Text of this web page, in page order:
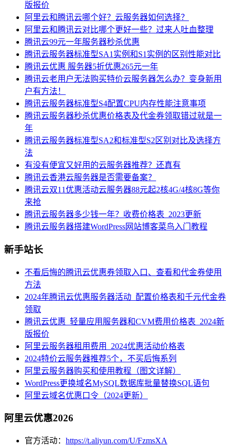
版报价
阿里云和腾讯云哪个好？云服务器如何选择？
阿里云和腾讯云对比哪个更好一些？过来人吐血整理
腾讯云99元一年服务器秒杀优惠
腾讯云服务器标准型SA1实例和S1实例的区别性能对比
腾讯云优惠 服务器5折优惠265元一年
腾讯云老用户无法购买特价云服务器怎么办？变身新用
户有方法！
腾讯云服务器标准型S4配置CPU内存性能注意事项
腾讯云服务器秒杀优惠价格表及代金券领取错过就是一
年
腾讯云服务器标准型SA2和标准型S2区别对比及选择方
法
有没有便宜又好用的云服务器推荐？还真有
腾讯云香港云服务器是否需要备案？
腾讯云双11优惠活动云服务器88元起2核4G/4核8G等你
来抢
腾讯云服务器多少钱一年？收费价格表_2023更新
腾讯云服务器搭建WordPress网站博客菜鸟入门教程
新手站长
不看后悔的腾讯云优惠券领取入口、查看和代金券使用
方法
2024年腾讯云优惠服务器活动_配置价格表和千元代金券
领取
腾讯云优惠_轻量应用服务器和CVM费用价格表_2024新
版报价
阿里云服务器租用费用_2024优惠活动价格表
2024特价云服务器推荐5个，不买后悔系列
阿里云服务器购买和使用教程（图文详解）
WordPress更换域名MySQL数据库批量替换SQL语句
阿里云域名优惠口令（2024更新）
阿里云优惠2026
官方活动： https://t.aliyun.com/U/FzmsXA